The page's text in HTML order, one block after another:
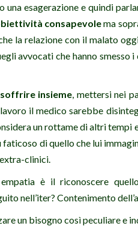
una esagerazione e quindi
consapevolema
la relazione con il malato
avvocati che hanno
soffrire insieme , mettersi nei
il medico sarebbe
un rottame di altri tempi
faticoso di quello che lui
clinici.
è il riconoscere
nell’iter? Contenimento
un bisogno così peculiare e